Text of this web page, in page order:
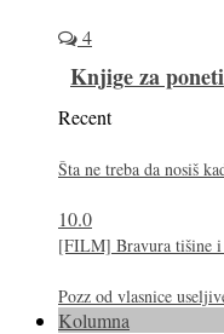
4
Knjige za poneti
Recent
Šta ne treba da nosiš
10.0
[FILM] Bravura tišine i
Pozz od vlasnice
Kolumna